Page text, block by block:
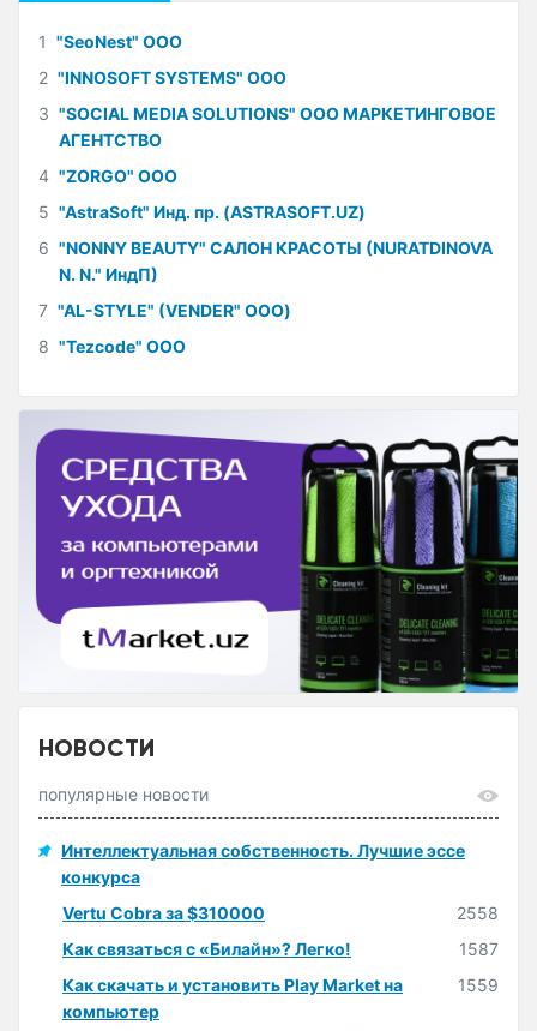
1 "SeoNest" ООО
2 "INNOSOFT SYSTEMS" ООО
3 "SOCIAL MEDIA SOLUTIONS" ООО МАРКЕТИНГОВОЕ
АГЕНТСТВО
4 "ZORGO" ООО
5 "AstraSoft" Инд. пр. (ASTRASOFT.UZ)
6 "NONNY BEAUTY" САЛОН КРАСОТЫ (NURATDINOVA
N. N." ИндП)
7 "AL-STYLE" (VENDER" ООО)
8 "Tezcode" ООО
НОВОСТИ
популярные новости
Интеллектуальная собственность. Лучшие эссе
конкурса
Vertu Cobra за $310000
2558
Как связаться с «Билайн»? Легко!
1587
Как скачать и установить Play Market на
компьютер
1559